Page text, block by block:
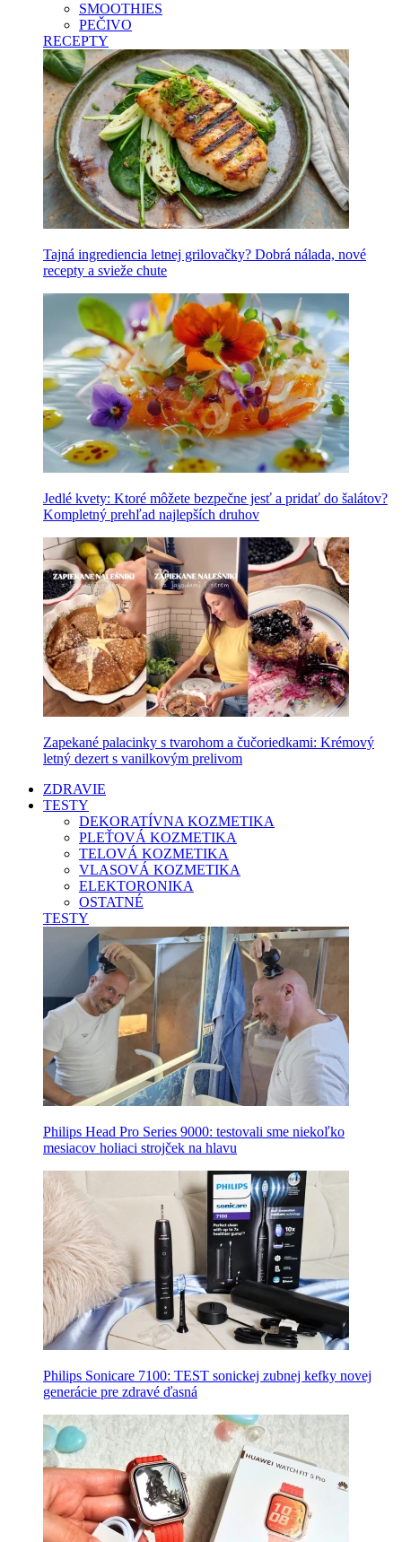
SMOOTHIES
PEČIVO
RECEPTY
Tajná ingrediencia letnej grilovačky? Dobrá nálada, nové
recepty a svieže chute
Jedlé kvety: Ktoré môžete bezpečne jesť a pridať do šalátov?
Kompletný prehľad najlepších druhov
Zapekané palacinky s tvarohom a čučoriedkami: Krémový
letný dezert s vanilkovým prelivom
ZDRAVIE
TESTY
DEKORATÍVNA KOZMETIKA
PLEŤOVÁ KOZMETIKA
TELOVÁ KOZMETIKA
VLASOVÁ KOZMETIKA
ELEKTORONIKA
OSTATNÉ
TESTY
Philips Head Pro Series 9000: testovali sme niekoľko
mesiacov holiaci strojček na hlavu
Philips Sonicare 7100: TEST sonickej zubnej kefky novej
generácie pre zdravé ďasná